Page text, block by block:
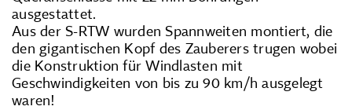
ausgestattet.
Aus der S-RTW wurden Spannweiten montiert, die
den gigantischen Kopf des Zauberers trugen wobei
die Konstruktion für Windlasten mit
Geschwindigkeiten von bis zu 90 km/h ausgelegt
waren!